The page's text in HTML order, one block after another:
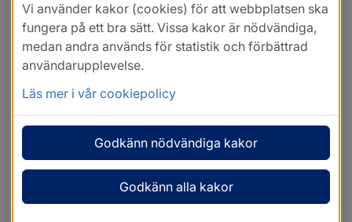
Vi använder kakor (cookies) för att webbplatsen ska
fungera på ett bra sätt. Vissa kakor är nödvändiga,
medan andra används för statistik och förbättrad
användarupplevelse.
Läs mer i vår cookiepolicy
Godkänn nödvändiga kakor
Godkänn alla kakor